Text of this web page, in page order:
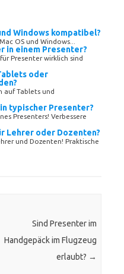
Windows kompatibel?
OS und Windows...
in einem Presenter?
Presenter wirklich sind
oder
auf Tablets und
typischer Presenter?
Presenters! Verbessere
Lehrer oder Dozenten?
und Dozenten! Praktische
Sind Presenter im
Handgepäck im Flugzeug
erlaubt? →